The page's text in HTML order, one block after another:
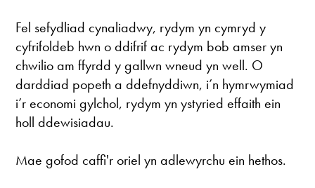
Fel sefydliad cynaliadwy, rydym yn cymryd y
cyfrifoldeb hwn o ddifrif ac rydym bob amser yn
chwilio am ffyrdd y gallwn wneud yn well. O
darddiad popeth a ddefnyddiwn, i’n hymrwymiad
i’r economi gylchol, rydym yn ystyried effaith ein
holl ddewisiadau.
Mae gofod caffi'r oriel yn adlewyrchu ein hethos.